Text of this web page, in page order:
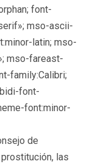
font-
mso-ascii-
latin; mso-
mso-fareast-
family:Calibri;
font-
font:minor-
de
las